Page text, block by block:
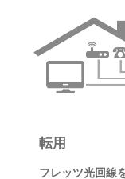
転用
フレッツ光回線